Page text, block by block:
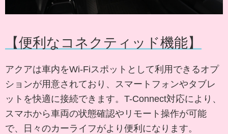
【便利なコネクティッド機能】
アクアは車内をWi-Fiスポットとして利用できるオプ
ションが用意されており、スマートフォンやタブレ
ットを快適に接続できます。T-Connect対応により、
スマホから車両の状態確認やリモート操作が可能
で、日々のカーライフがより便利になります。